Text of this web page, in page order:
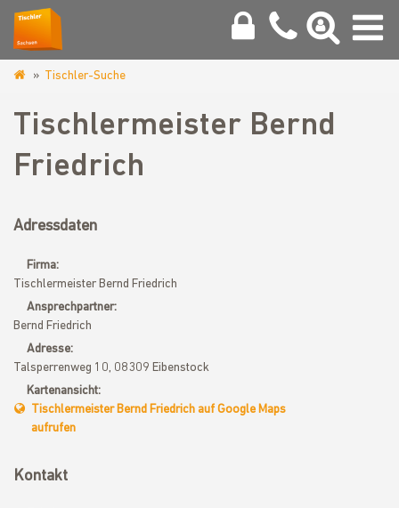
sachsen.de
Tischler-Suche
Tischlermeister Bernd
Friedrich
Adressdaten
Firma:
Tischlermeister Bernd Friedrich
Ansprechpartner:
Bernd Friedrich
Adresse:
Talsperrenweg 10, 08309 Eibenstock
Kartenansicht:
Tischlermeister Bernd Friedrich auf Google Maps
aufrufen
Kontakt